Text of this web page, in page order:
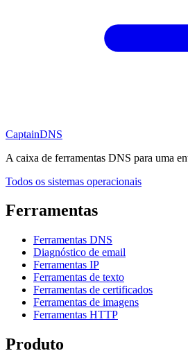
CaptainDNS
A caixa de ferramentas DNS para uma
Todos os sistemas operacionais
Ferramentas
Ferramentas DNS
Diagnóstico de email
Ferramentas IP
Ferramentas de texto
Ferramentas de certificados
Ferramentas de imagens
Ferramentas HTTP
Produto